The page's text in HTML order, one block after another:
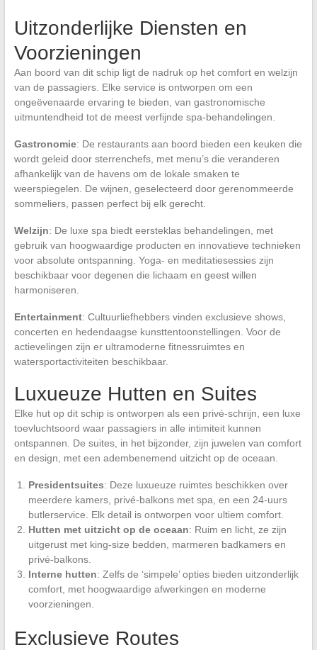
Uitzonderlijke Diensten en
Voorzieningen
Aan boord van dit schip ligt de nadruk op het comfort en welzijn
van de passagiers. Elke service is ontworpen om een
ongeëvenaarde ervaring te bieden, van gastronomische
uitmuntendheid tot de meest verfijnde spa-behandelingen.
Gastronomie: De restaurants aan boord bieden een keuken die
wordt geleid door sterrenchefs, met menu’s die veranderen
afhankelijk van de havens om de lokale smaken te
weerspiegelen. De wijnen, geselecteerd door gerenommeerde
sommeliers, passen perfect bij elk gerecht.
Welzijn: De luxe spa biedt eersteklas behandelingen, met
gebruik van hoogwaardige producten en innovatieve technieken
voor absolute ontspanning. Yoga- en meditatiesessies zijn
beschikbaar voor degenen die lichaam en geest willen
harmoniseren.
Entertainment: Cultuurliefhebbers vinden exclusieve shows,
concerten en hedendaagse kunsttentoonstellingen. Voor de
actievelingen zijn er ultramoderne fitnessruimtes en
watersportactiviteiten beschikbaar.
Luxueuze Hutten en Suites
Elke hut op dit schip is ontworpen als een privé-schrijn, een luxe
toevluchtsoord waar passagiers in alle intimiteit kunnen
ontspannen. De suites, in het bijzonder, zijn juwelen van comfort
en design, met een adembenemend uitzicht op de oceaan.
Presidentsuites: Deze luxueuze ruimtes beschikken over
meerdere kamers, privé-balkons met spa, en een 24-uurs
butlerservice. Elk detail is ontworpen voor ultiem comfort.
Hutten met uitzicht op de oceaan: Ruim en licht, ze zijn
uitgerust met king-size bedden, marmeren badkamers en
privé-balkons.
Interne hutten: Zelfs de ‘simpele’ opties bieden uitzonderlijk
comfort, met hoogwaardige afwerkingen en moderne
voorzieningen.
Exclusieve Routes